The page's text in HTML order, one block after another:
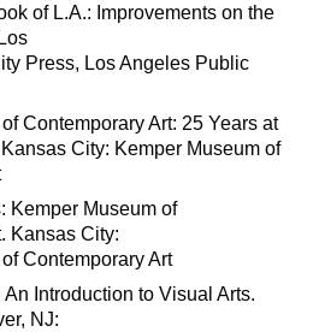
of L.A.: Improvements on the
Press, Los Angeles Public
Contemporary Art: 25 Years at
City: Kemper Museum of
Kemper Museum of
Kansas City:
Contemporary Art
An Introduction to Visual Arts.
NJ: